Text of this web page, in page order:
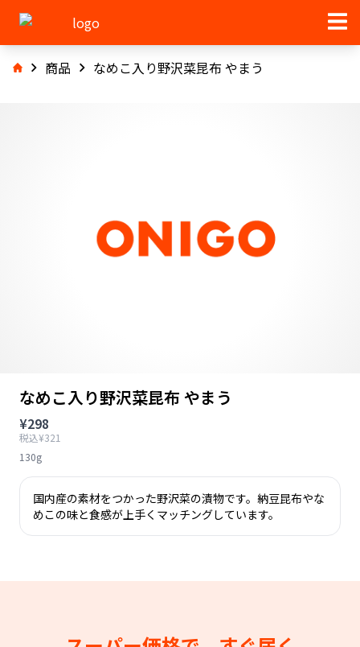
商品 なめこ入り野沢菜昆布 やまう
なめこ入り野沢菜昆布 やまう
¥298
税込¥321
130g
国内産の素材をつかった野沢菜の漬物です。納豆昆布やな
めこの味と食感が上手くマッチングしています。